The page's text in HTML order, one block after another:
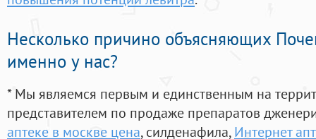
Несколько причино объясняющих
именно у нас?
* Мы являемся первым и единственным на
представителем по продаже препаратов
аптеке в москве цена, силденафила, Интернет